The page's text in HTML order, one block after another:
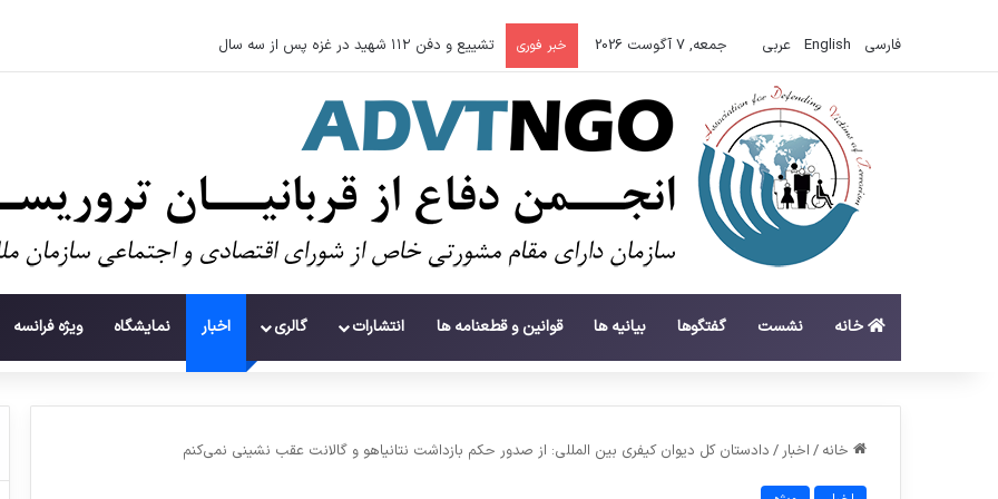
فارسی English عربي جمعه, 7 آگوست 2026 خبر فوری سوءاستفاده تروریست‌ها از زنان به عنوان سلاح
خانه نشست گفتگوها بیانیه ها قوانین و قطعنامه ها انتشارات گالری اخبار نمایشگاه ویژه فرانسه
خانه / اخبار/ دادستان کل دیوان کیفری بین المللی: از صدور حکم بازداشت نتانیاهو و گالانت عقب نشینی نمی‌کنم